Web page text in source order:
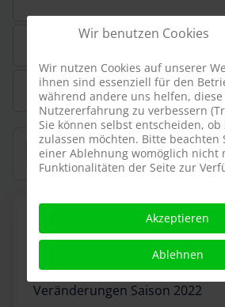
Historie
Suchen
WEITERE ARTIKEL
Ein Tag an Big Loop
Veränderungen Saison 2022
Wir benutzen Cookies
Wir nutzen Cookies auf unserer
ihnen sind essenziell für den
während andere uns helfen,
Nutzererfahrung zu verbessern
Sie können selbst entscheiden, ob
zulassen möchten. Bitte beachten
einer Ablehnung womöglich nicht
Funktionalitäten der Seite zur
Akzeptieren
Ablehnen